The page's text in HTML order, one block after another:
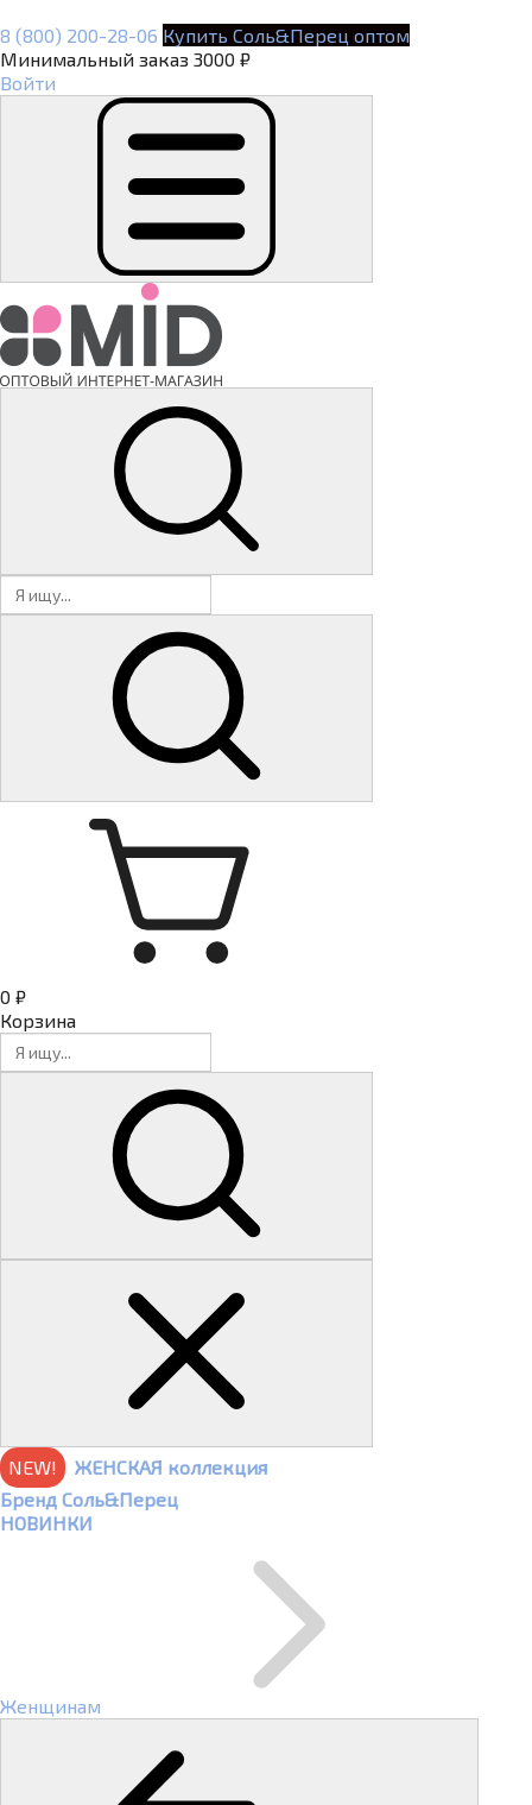
8 (800) 200-28-06 Купить Соль&Перец оптом
Минимальный заказ 3000 ₽
Войти
0 ₽
Корзина
NEW!
ЖЕНСКАЯ коллекция
Бренд Соль&Перец
НОВИНКИ
Женщинам